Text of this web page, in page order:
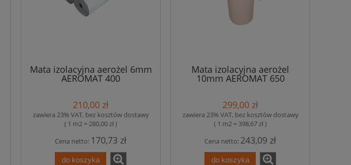
Mata izolacyjna aerożel 6mm
AEROMAT 400
210,00 zł
zawiera 23% VAT, bez kosztów dostawy
( 1 m2 = 280,00 zł )
Cena netto: 170,73 zł
do koszyka
Mata izolacyjna aerożel
10mm AEROMAT 650
299,00 zł
zawiera 23% VAT, bez kosztów dostawy
( 1 m2 = 398,67 zł )
Cena netto: 243,09 zł
do koszyka